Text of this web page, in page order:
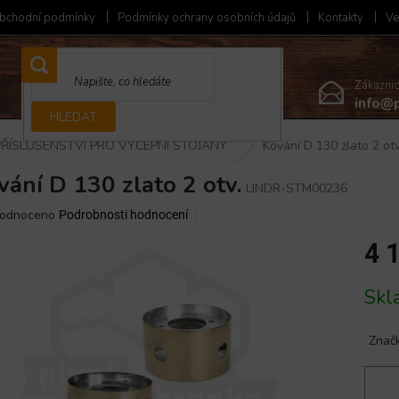
podmínky Podmínky ochrany osobních údajů Kontakty
HLEDAT
PRO VÝČEPNÍ STOJANY Kování D 130 zlato 2
D 130 zlato 2 otv. LINDR-STM00236
Podrobnosti hodnocení
4
cena: